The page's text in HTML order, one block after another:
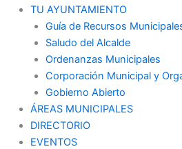
TU AYUNTAMIENTO
Guía de Recursos
Saludo del Alcalde
Ordenanzas Municipales
Corporación Municipal y
Gobierno Abierto
ÁREAS MUNICIPALES
DIRECTORIO
EVENTOS